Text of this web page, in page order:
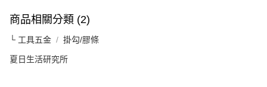
商品相關分類 (2)
└ 工具五金 掛勾/膠條
夏日生活研究所